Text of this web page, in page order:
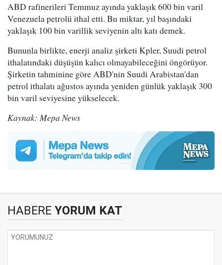
ABD rafinerileri Temmuz ayında yaklaşık 600 bin varil
Venezuela petrolü ithal etti. Bu miktar, yıl başındaki
yaklaşık 100 bin varillik seviyenin altı katı demek.
Bununla birlikte, enerji analiz şirketi Kpler, Suudi petrol
ithalatındaki düşüşün kalıcı olmayabileceğini öngörüyor.
Şirketin tahminine göre ABD'nin Suudi Arabistan'dan
petrol ithalatı ağustos ayında yeniden günlük yaklaşık 300
bin varil seviyesine yükselecek.
Kaynak: Mepa News
HABERE YORUM KAT